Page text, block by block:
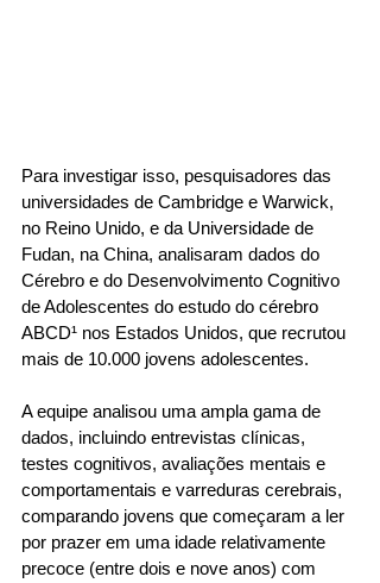
Para investigar isso, pesquisadores das
universidades de Cambridge e Warwick,
no Reino Unido, e da Universidade de
Fudan, na China, analisaram dados do
Cérebro e do Desenvolvimento Cognitivo
de Adolescentes do estudo do cérebro
ABCD¹ nos Estados Unidos, que recrutou
mais de 10.000 jovens adolescentes.
A equipe analisou uma ampla gama de
dados, incluindo entrevistas clínicas,
testes cognitivos, avaliações mentais e
comportamentais e varreduras cerebrais,
comparando jovens que começaram a ler
por prazer em uma idade relativamente
precoce (entre dois e nove anos) com